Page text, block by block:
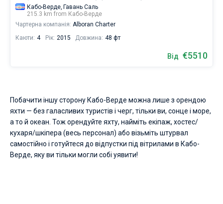
Кабо-Верде, Гавань Саль
215.3 km from Кабо-Верде
Чартерна компанія: Alboran Charter
Каюти: 4 Рік: 2015 Довжина: 48 фт
Від €5510
Побачити іншу сторону Кабо-Верде можна лише з орендою
яхти — без галасливих туристів і черг, тільки ви, сонце і море,
а то й океан. Тож орендуйте яхту, найміть екіпаж, хостес/
кухаря/шкіпера (весь персонал) або візьміть штурвал
самостійно і готуйтеся до відпустки під вітрилами в Кабо-
Верде, яку ви тільки могли собі уявити!